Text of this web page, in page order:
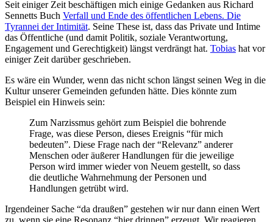
Seit einiger Zeit beschäftigen mich einige Gedanken aus Richard
Sennetts Buch Verfall und Ende des öffentlichen Lebens. Die
Tyrannei der Intimität. Seine These ist, dass das Private und Intime
das Öffentliche (und damit Politik, soziale Verantwortung,
Engagement und Gerechtigkeit) längst verdrängt hat. Tobias hat vor
einiger Zeit darüber geschrieben.
Es wäre ein Wunder, wenn das nicht schon längst seinen Weg in die
Kultur unserer Gemeinden gefunden hätte. Dies könnte zum
Beispiel ein Hinweis sein:
Zum Narzissmus gehört zum Beispiel die bohrende
Frage, was diese Person, dieses Ereignis “für mich
bedeuten”. Diese Frage nach der “Relevanz” anderer
Menschen oder äußerer Handlungen für die jeweilige
Person wird immer wieder von Neuem gestellt, so dass
die deutliche Wahrnehmung der Personen und
Handlungen getrübt wird.
Irgendeiner Sache “da draußen” gestehen wir nur dann einen Wert
zu, wenn sie eine Resonanz “hier drinnen” erzeugt. Wir reagieren